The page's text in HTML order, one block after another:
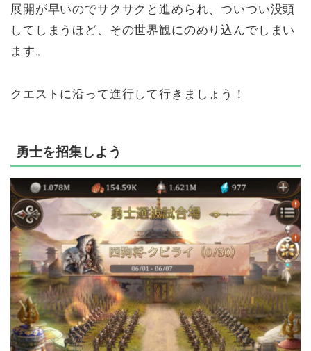
展開が早いのでサクサクと進められ、ついつい没頭
してしまうほど、その世界観にのめり込んでしまい
ます。
クエストに沿って進行して行きましょう！
勇士を招集しよう